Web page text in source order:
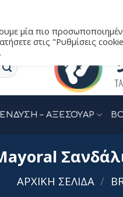
– ΑΞΕΣΟΥΑΡ
ΑΡΧΙΚΉ ΣΕΛΊΔΑ /
μία πιο
στις "Ρυθμίσεις
.